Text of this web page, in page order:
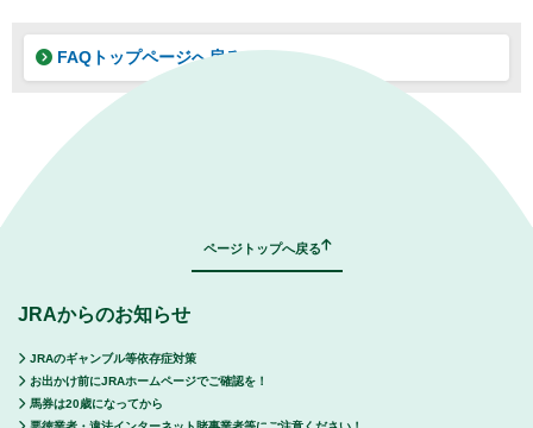
FAQトップページへ戻る
ページトップへ戻る
JRAからのお知らせ
JRAのギャンブル等依存症対策
お出かけ前にJRAホームページでご確認を！
馬券は20歳になってから